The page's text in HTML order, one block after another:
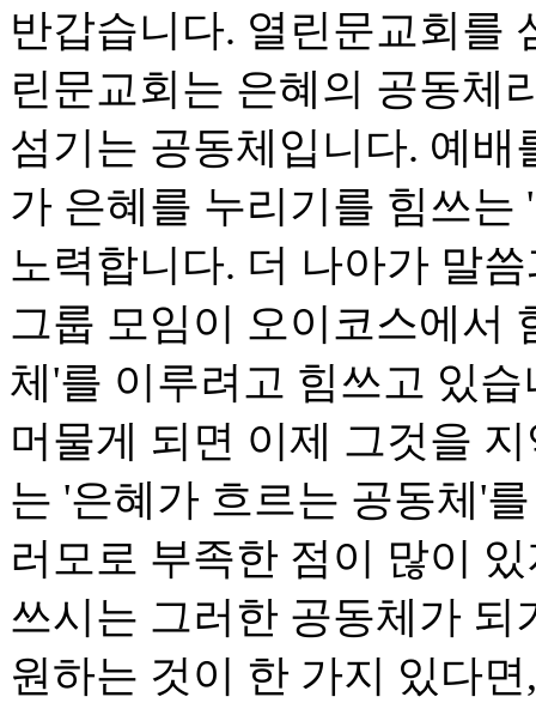
반갑습니다. 열린문교회를
린문교회는 은혜의 공동체
섬기는 공동체입니다. 예
가 은혜를 누리기를 힘쓰
노력합니다. 더 나아가 말
그룹 모임이 오이코스에서
체'를 이루려고 힘쓰고 있
머물게 되면 이제 그것을
는 '은혜가 흐르는 공동체'
러모로 부족한 점이 많이
쓰시는 그러한 공동체가
원하는 것이 한 가지 있다